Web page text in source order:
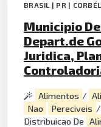
BRASIL | PR |
Municipio
Depart.de
Juridica,
Alimentos /
Nao
Pereciveis /
Distribuicao De